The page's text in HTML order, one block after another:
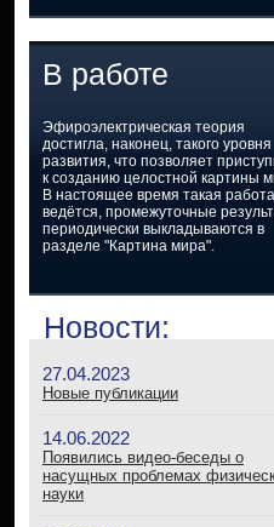
В работе
Эфироэлектрическая теория
достигла, наконец, такого уровня
развития, что позволяет
к созданию целостной картины
В настоящее время такая работа
ведётся, промежуточные
периодически выкладываются в
разделе "Картина мира".
Новости:
27.04.2023
Новые публикации
14.06.2022
Появились видео-беседы о
насущных проблемах
науки